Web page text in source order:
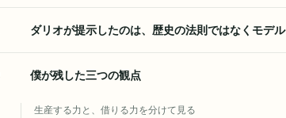
ダリオが提示したのは、歴史の法則ではなくモデル
僕が残した三つの観点
生産する力と、借りる力を分けて見る